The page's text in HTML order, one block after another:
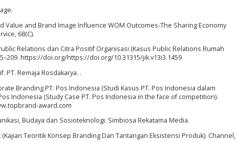
Value and Brand Image Influence WOM Outcomes-The Sharing Economy
68(C).
Relations dan Citra Positif Organisasi (Kasus Public Relations Rumah
https://doi.org/https://doi.org/10.31315/jik.v13i3.1459
PT. Remaja Rosdakarya. .
Branding PT. Pos Indonesia (Studi Kasus PT. Pos Indonesia dalam
Indonesia (Study Case PT. Pos Indonesia in the face of competition).
award.com
Budaya dan Sosioteknologi. Simbiosa Rekatama Media.
Teoritik Konsep Branding Dan Tantangan Eksistensi Produk). Channel,